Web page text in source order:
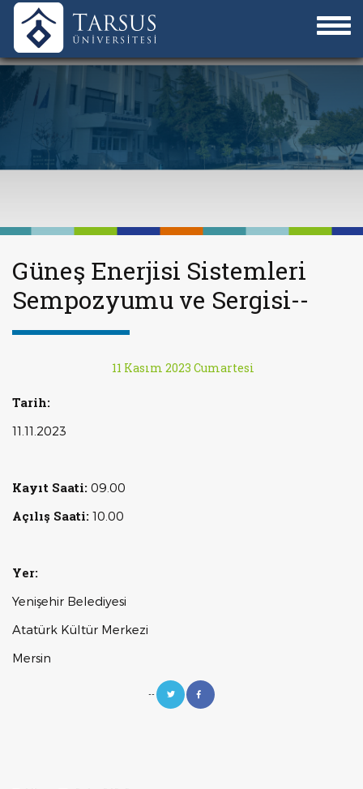
Güneş Enerjisi Sistemleri
Sempozyumu ve Sergisi--
11 Kasım 2023 Cumartesi
Tarih:
11.11.2023
Kayıt Saati: 09.00
Açılış Saati: 10.00
Yer:
Yenişehir Belediyesi
Atatürk Kültür Merkezi
Mersin
--